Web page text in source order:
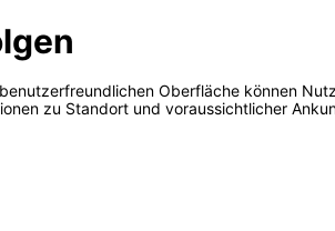
Oberfläche können
zu Standort und voraussichtlicher